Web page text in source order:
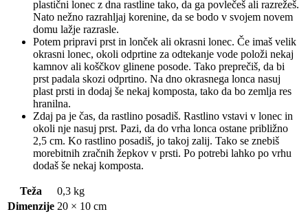
plastični lonec z dna rastline tako, da ga povlečeš ali razrežeš.
Nato nežno razrahljaj korenine, da se bodo v svojem novem
domu lažje razrasle.
Potem pripravi prst in lonček ali okrasni lonec. Če imaš velik
okrasni lonec, okoli odprtine za odtekanje vode položi nekaj
kamnov ali koščkov glinene posode. Tako preprečiš, da bi
prst padala skozi odprtino. Na dno okrasnega lonca nasuj
plast prsti in dodaj še nekaj komposta, tako da bo zemlja res
hranilna.
Zdaj pa je čas, da rastlino posadiš. Rastlino vstavi v lonec in
okoli nje nasuj prst. Pazi, da do vrha lonca ostane približno
2,5 cm. Ko rastlino posadiš, jo takoj zalij. Tako se znebiš
morebitnih zračnih žepkov v prsti. Po potrebi lahko po vrhu
dodaš še nekaj komposta.
Teža
0,3 kg
Dimenzije 20 × 10 cm